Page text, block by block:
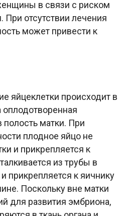
в связи с риском
При отсутствии лечения
может привести к
яйцеклетки происходит в
оплодотворенная
полость матки. При
плодное яйцо не
и прикрепляется к
из трубы в
прикрепляется к яичнику
Поскольку вне матки
для развития эмбриона,